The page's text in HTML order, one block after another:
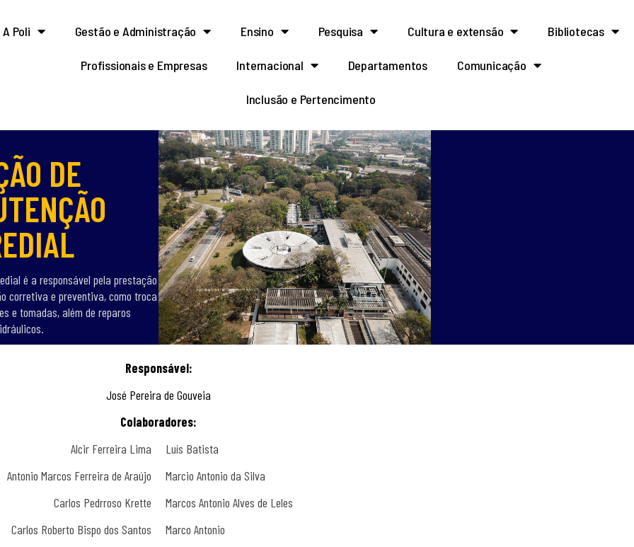
A Poli Gestão e Administração Ensino Pesquisa Cultura e extensão Bibliotecas
Profissionais e Empresas Internacional Departamentos Comunicação
Inclusão e Pertencimento
DE
é a responsável pela prestação
corretiva e preventiva, como troca
e tomadas, além de reparos
Responsável:
José Pereira de Gouveia
Colaboradores:
Alcir Ferreira Lima
Antonio Marcos Ferreira de Araújo
Carlos Pedrroso Krette
Carlos Roberto Bispo dos Santos
Luís Batista
Marcio Antonio da Silva
Marcos Antonio Alves de Leles
Marco Antonio